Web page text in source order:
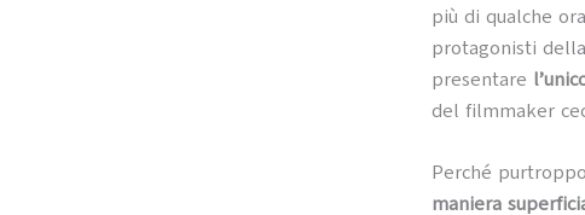
più di qualche
protagonisti
presentare
del filmmaker
Perché
maniera